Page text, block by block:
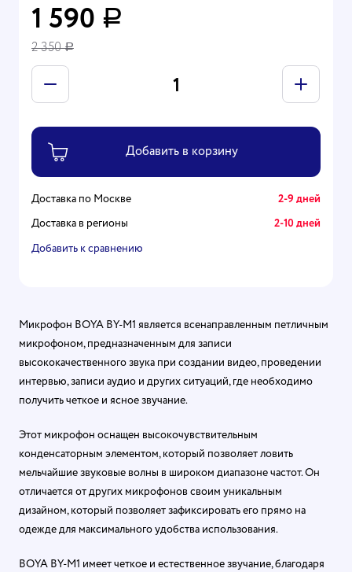
1 590 Р
2 350Р
Доставка по Москве 2-9 дней
Доставка в регионы 2-10 дней
Добавить к сравнению
Микрофон BOYA BY-M1 является всенаправленным петличным
микрофоном, предназначенным для записи
высококачественного звука при создании видео, проведении
интервью, записи аудио и других ситуаций, где необходимо
получить четкое и ясное звучание.
Этот микрофон оснащен высокочувствительным
конденсаторным элементом, который позволяет ловить
мельчайшие звуковые волны в широком диапазоне частот. Он
отличается от других микрофонов своим уникальным
дизайном, который позволяет зафиксировать его прямо на
одежде для максимального удобства использования.
BOYA BY-M1 имеет четкое и естественное звучание, благодаря